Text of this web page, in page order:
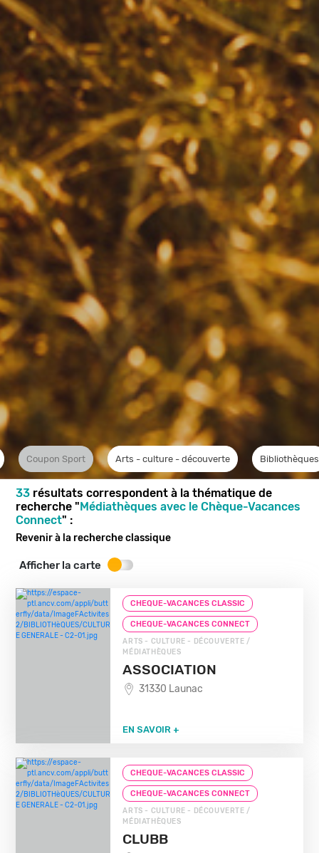
Coupon Sport Arts - culture - découverte Bibliothèques
33 résultats correspondent à la thématique de
recherche " Médiathèques avec le Chèque-Vacances
Connect" :
Revenir à la recherche classique
Afficher la carte
CHEQUE-VACANCES CLASSIC
CHEQUE-VACANCES CONNECT
ARTS - CULTURE - DÉCOUVERTE /
MÉDIATHÈQUES
ASSOCIATION
31330 Launac
EN SAVOIR +
CHEQUE-VACANCES CLASSIC
CHEQUE-VACANCES CONNECT
ARTS - CULTURE - DÉCOUVERTE /
MÉDIATHÈQUES
CLUBB